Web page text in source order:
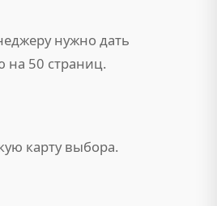
нужно дать
на 50 страниц.
карту выбора.